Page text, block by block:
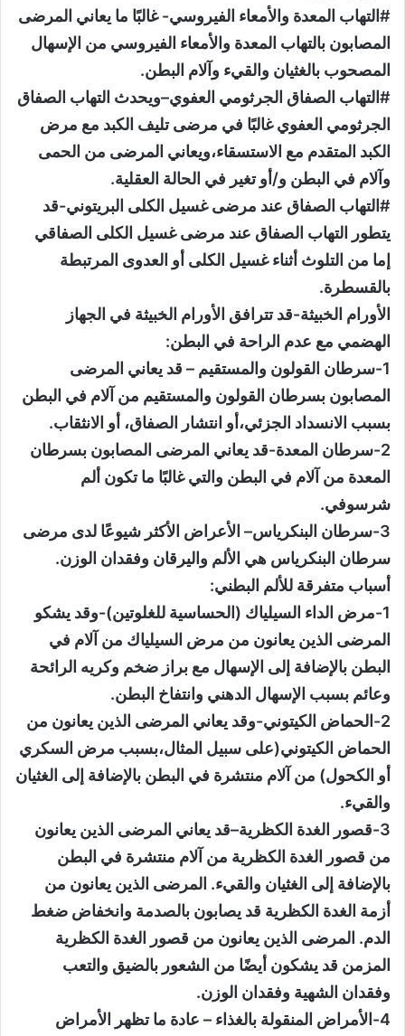
#التهاب المعدة والأمعاء الفيروسي- غالبًا ما يعاني المرضى
المصابون بالتهاب المعدة والأمعاء الفيروسي من الإسهال
المصحوب بالغثيان والقيء وآلام البطن.
#التهاب الصفاق الجرثومي العفوي–ويحدث التهاب الصفاق
الجرثومي العفوي غالبًا في مرضى تليف الكبد مع مرض
الكبد المتقدم مع الاستسقاء،ويعاني المرضى من الحمى
وآلام في البطن و/أو تغير في الحالة العقلية.
#التهاب الصفاق عند مرضى غسيل الكلى البريتوني-قد
يتطور التهاب الصفاق عند مرضى غسيل الكلى الصفاقي
إما من التلوث أثناء غسيل الكلى أو العدوى المرتبطة
بالقسطرة.
الأورام الخبيثة-قد تترافق الأورام الخبيثة في الجهاز
الهضمي مع عدم الراحة في البطن:
1-سرطان القولون والمستقيم – قد يعاني المرضى
المصابون بسرطان القولون والمستقيم من آلام في البطن
بسبب الانسداد الجزئي،أو انتشار الصفاق، أو الانثقاب.
2-سرطان المعدة-قد يعاني المرضى المصابون بسرطان
المعدة من آلام في البطن والتي غالبًا ما تكون ألم
شرسوفي.
3-سرطان البنكرياس– الأعراض الأكثر شيوعًا لدى مرضى
سرطان البنكرياس هي الألم واليرقان وفقدان الوزن.
أسباب متفرقة للألم البطني:
1-مرض الداء السيلياك (الحساسية للغلوتين)-وقد يشكو
المرضى الذين يعانون من مرض السيلياك من آلام في
البطن بالإضافة إلى الإسهال مع براز ضخم وكريه الرائحة
وعائم بسبب الإسهال الدهني وانتفاخ البطن.
2-الحماض الكيتوني-وقد يعاني المرضى الذين يعانون من
الحماض الكيتوني(على سبيل المثال،بسبب مرض السكري
أو الكحول) من آلام منتشرة في البطن بالإضافة إلى الغثيان
والقيء.
3-قصور الغدة الكظرية–قد يعاني المرضى الذين يعانون
من قصور الغدة الكظرية من آلام منتشرة في البطن
بالإضافة إلى الغثيان والقيء. المرضى الذين يعانون من
أزمة الغدة الكظرية قد يصابون بالصدمة وانخفاض ضغط
الدم. المرضى الذين يعانون من قصور الغدة الكظرية
المزمن قد يشكون أيضًا من الشعور بالضيق والتعب
وفقدان الشهية وفقدان الوزن.
4-الأمراض المنقولة بالغذاء – عادة ما تظهر الأمراض